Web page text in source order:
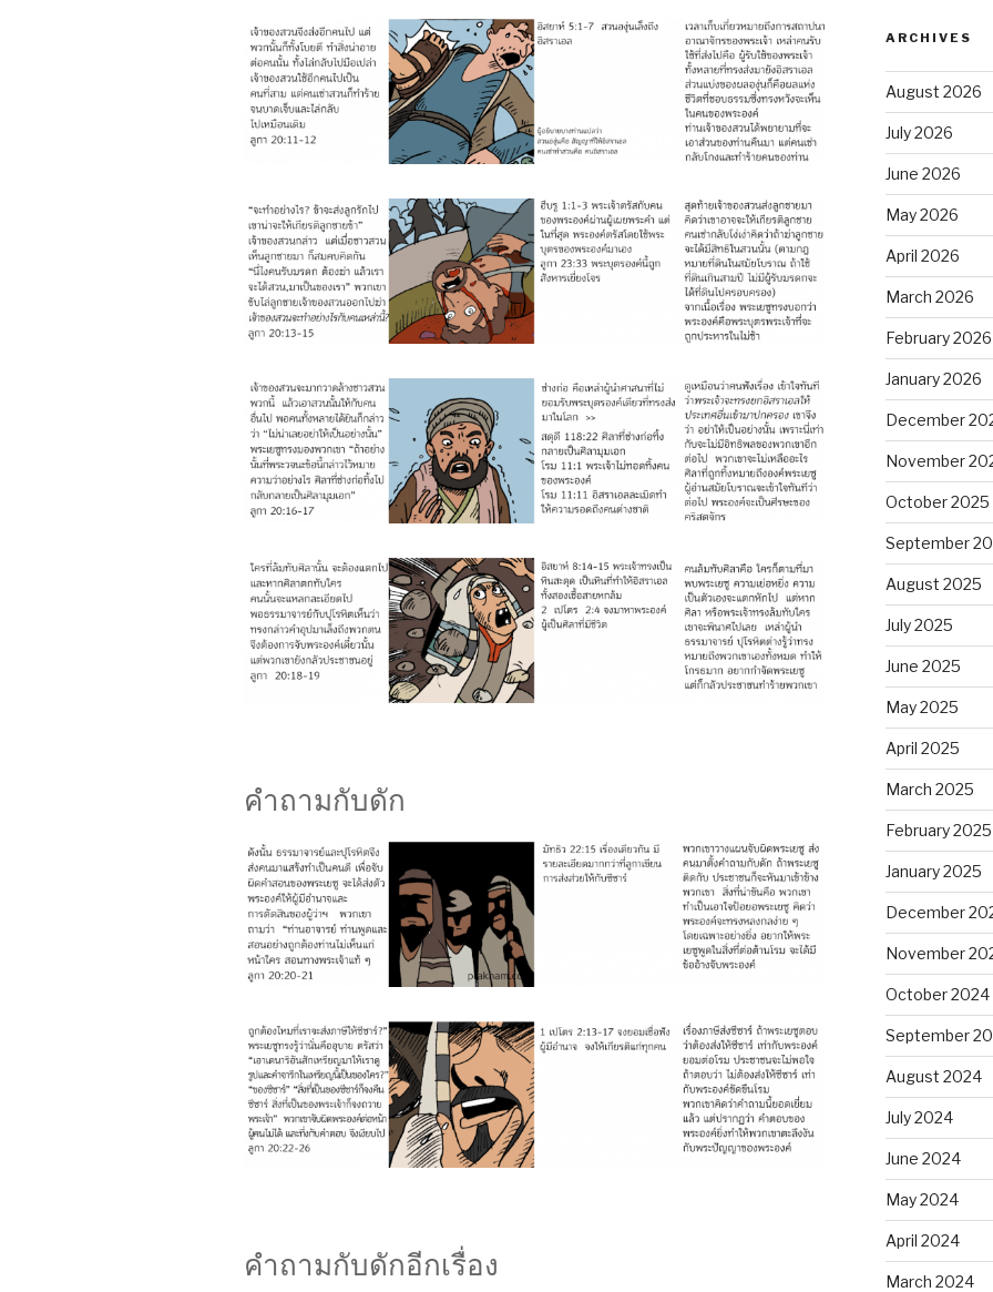
คำถามกับดัก
คำถามกับดักอีกเรื่อง
ARCHIVES
August 2026
July 2026
June 2026
May 2026
April 2026
March 2026
February 2026
January 2026
December
November
October 2025
September
August 2025
July 2025
June 2025
May 2025
April 2025
March 2025
February 2025
January 2025
December
November
October 2024
September
August 2024
July 2024
June 2024
May 2024
April 2024
March 2024